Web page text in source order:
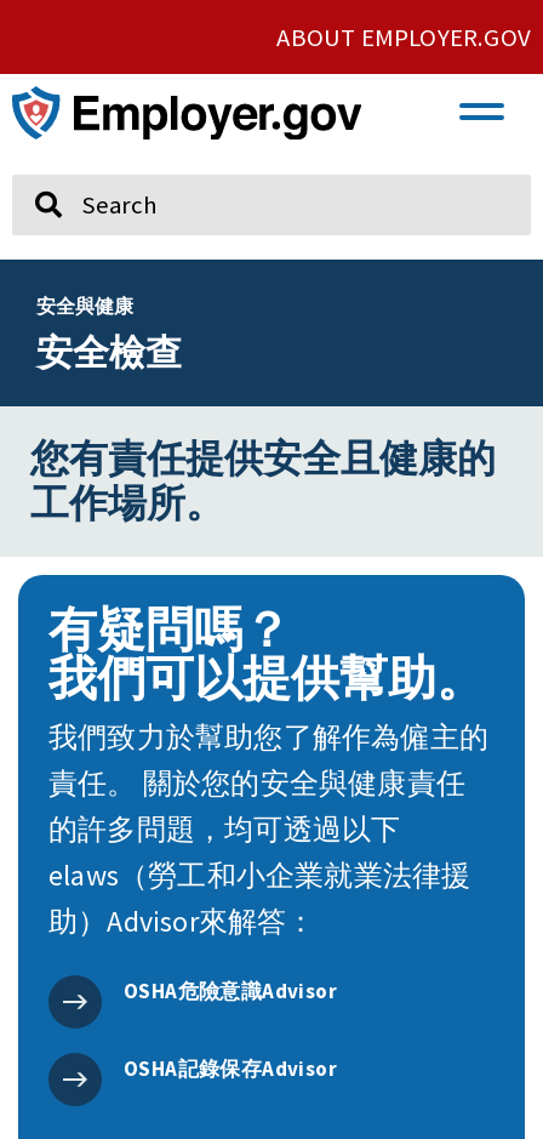
ABOUT EMPLOYER.GOV
安全與健康
安全檢查
您有責任提供安全且健康的
工作場所。
有疑問嗎？
我們可以提供幫助。
我們致力於幫助您了解作為僱主的
責任。 關於您的安全與健康責任
的許多問題，均可透過以下
elaws（勞工和小企業就業法律援
助）Advisor來解答：
OSHA危險意識Advisor
OSHA記錄保存Advisor